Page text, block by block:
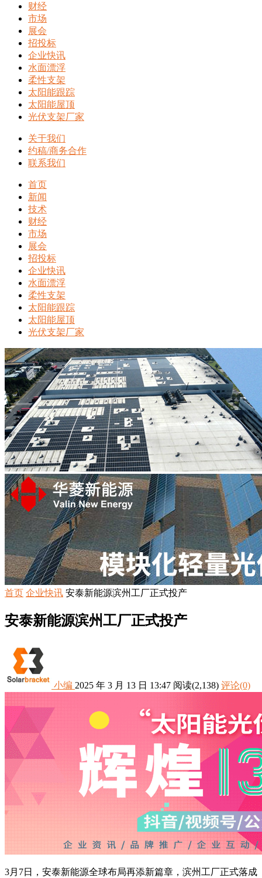
财经
市场
展会
招投标
企业快讯
水面漂浮
柔性支架
太阳能跟踪
太阳能屋顶
光伏支架厂家
关于我们
约稿/商务合作
联系我们
首页
新闻
技术
财经
市场
展会
招投标
企业快讯
水面漂浮
柔性支架
太阳能跟踪
太阳能屋顶
光伏支架厂家
首页 企业快讯 安泰新能源滨州工厂正式投产
安泰新能源滨州工厂正式投产
小编 2025 年 3 月 13 日 13:47 阅读(2,138) 评论(0)
3月7日，安泰新能源全球布局再添新篇章，滨州工厂正式落成